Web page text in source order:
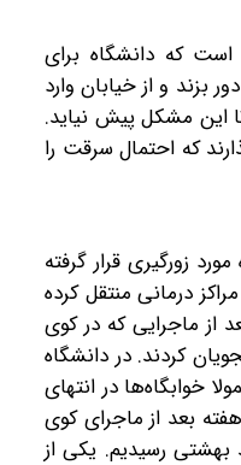
که دانشگاه برای
بزند و از خیابان وارد
این مشکل پیش نیاید.
که احتمال سرقت را
زورگیری قرار گرفته
درمانی منتقل کرده
از ماجرایی که در کوی
کردند. در دانشگاه
خوابگاه‌ها در انتهای
بعد از ماجرای کوی
بهشتی رسیدیم. یکی از